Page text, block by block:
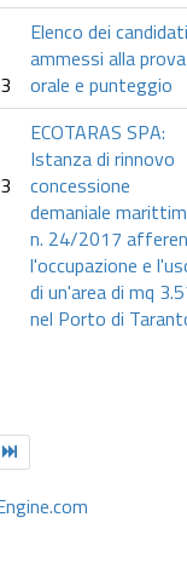
Elenco dei candidati
ammessi alla prova
orale e punteggio
ECOTARAS SPA:
Istanza di rinnovo
concessione
demaniale
n. 24/2017
l'occupazione e
di un'area di mq
nel Porto di